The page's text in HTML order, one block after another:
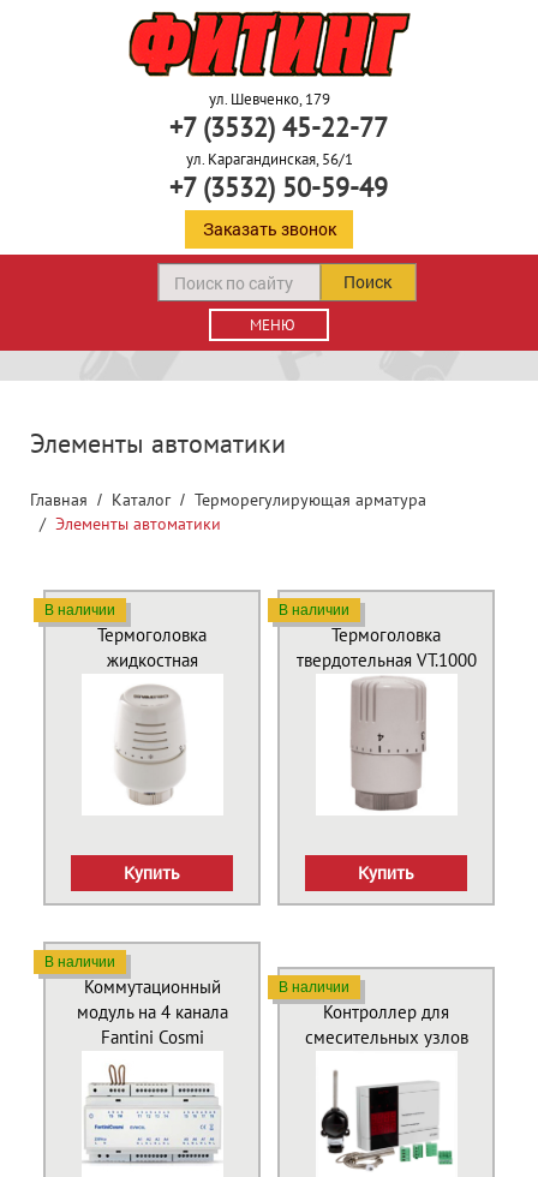
ул. Шевченко, 179
+7 (3532) 45-22-77
ул. Карагандинская, 56/1
+7 (3532) 50-59-49
Заказать звонок
МЕНЮ
Поиск
Элементы автоматики
Главная Каталог
Терморегулирующая арматура
Элементы автоматики
Термоголовка
жидкостная
В наличии
Купить
Термоголовка
твердотельная VT.1000
В наличии
Купить
Коммутационный
модуль на 4 канала
Fantini Cosmi
В наличии
Контроллер для
смесительных узлов
В наличии